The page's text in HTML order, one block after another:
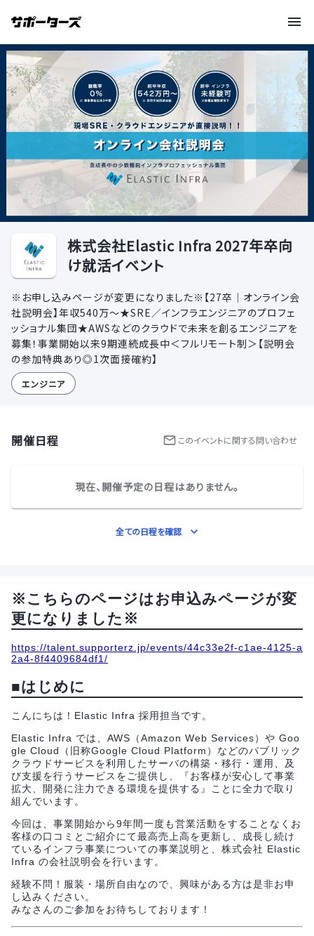
株式会社Elastic Infra 2027年卒向
け就活イベント
※お申し込みページが変更になりました※【27卒｜オンライン会
社説明会】年収540万〜★SRE／インフラエンジニアのプロフェ
ッショナル集団★AWSなどのクラウドで未来を創るエンジニアを
募集！事業開始以来9期連続成長中＜フルリモート制＞【説明会
の参加特典あり◎1次面接確約】
エンジニア
開催日程 このイベントに関する問い合わせ
現在、開催予定の日程はありません。
全ての日程を確認
※こちらのページはお申込みページが変
更になりました※
https://talent.supporterz.jp/events/44c33e2f-c1ae-4125-a
2a4-8f4409684df1/
■はじめに
こんにちは！Elastic Infra 採用担当です。
Elastic Infra では、AWS（Amazon Web Services）や Goo
gle Cloud（旧称Google Cloud Platform）などのパブリック
クラウドサービスを利用したサーバの構築・移行・運用、及
び支援を行うサービスをご提供し、『お客様が安心して事業
拡大、開発に注力できる環境を提供する』ことに全力で取り
組んでいます。
今回は、事業開始から9年間一度も営業活動をすることなくお
客様の口コミとご紹介にて最高売上高を更新し、成長し続け
ているインフラ事業についての事業説明と、株式会社 Elastic
Infra の会社説明会を行います。
経験不問！服装・場所自由なので、興味がある方は是非お申
し込みください。
みなさんのご参加をお待ちしております！